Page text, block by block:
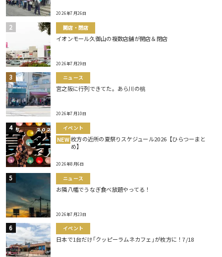
2026年7月26日
開店・閉店
イオンモール久御山の複数店舗が開店＆閉店
2026年7月29日
ニュース
宮之阪に行列できてた。あら川の桃
2026年7月10日
イベント
NEW 枚方の近所の夏祭りスケジュール2026【ひらつーまと
め】
2026年8月6日
ニュース
お隣八幡でうなぎ食べ放題やってる！
2026年7月23日
イベント
日本で1台だけ｢クッピーラムネカフェ｣が枚方に！7/18